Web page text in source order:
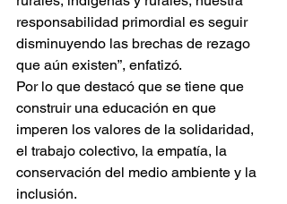
responsabilidad primordial es seguir
disminuyendo las brechas de rezago
que aún existen”, enfatizó.
Por lo que destacó que se tiene que
construir una educación en que
imperen los valores de la solidaridad,
el trabajo colectivo, la empatía, la
conservación del medio ambiente y la
inclusión.